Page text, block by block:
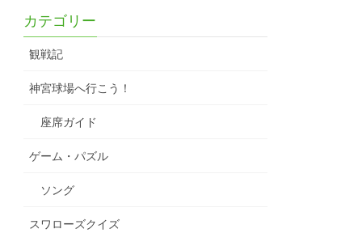
カテゴリー
観戦記
神宮球場へ行こう！
座席ガイド
ゲーム・パズル
ソング
スワローズクイズ